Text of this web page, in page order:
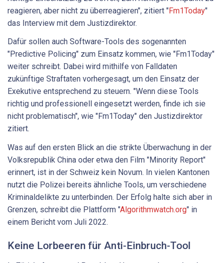
reagieren, aber nicht zu überreagieren", zitiert "Fm1Today"
das Interview mit dem Justizdirektor.
Dafür sollen auch Software-Tools des sogenannten
"Predictive Policing" zum Einsatz kommen, wie "Fm1Today"
weiter schreibt. Dabei wird mithilfe von Falldaten
zukünftige Straftaten vorhergesagt, um den Einsatz der
Exekutive entsprechend zu steuern. "Wenn diese Tools
richtig und professionell eingesetzt werden, finde ich sie
nicht problematisch", wie "Fm1Today" den Justizdirektor
zitiert.
Was auf den ersten Blick an die strikte Überwachung in der
Volksrepublik China oder etwa den Film "Minority Report"
erinnert, ist in der Schweiz kein Novum. In vielen Kantonen
nutzt die Polizei bereits ähnliche Tools, um verschiedene
Kriminaldelikte zu unterbinden. Der Erfolg halte sich aber in
Grenzen, schreibt die Plattform "Algorithmwatch.org" in
einem Bericht vom Juli 2022.
Keine Lorbeeren für Anti-Einbruch-Tool